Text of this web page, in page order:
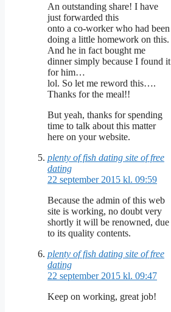
An outstanding share! I have
just forwarded this
onto a co-worker who had been
doing a little homework on this.
And he in fact bought me
dinner simply because I found it
for him…
lol. So let me reword this….
Thanks for the meal!!
But yeah, thanks for spending
time to talk about this matter
here on your website.
plenty of fish dating site of free
dating
22 september 2015 kl. 09:59
Because the admin of this web
site is working, no doubt very
shortly it will be renowned, due
to its quality contents.
plenty of fish dating site of free
dating
22 september 2015 kl. 09:47
Keep on working, great job!